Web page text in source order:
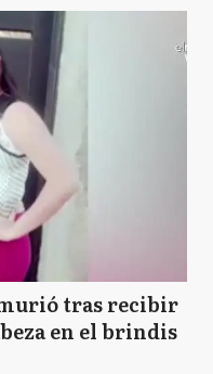
murió tras recibir
en el brindis